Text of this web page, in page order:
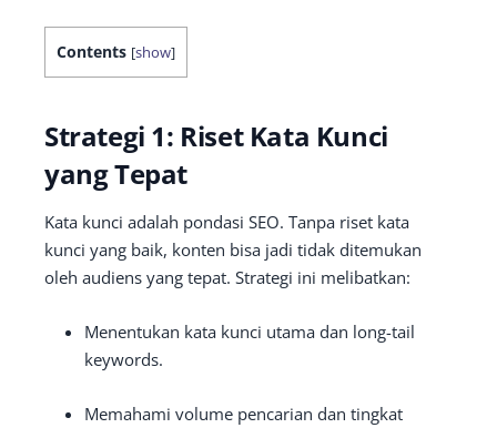
Contents [show]
Strategi 1: Riset Kata Kunci
yang Tepat
Kata kunci adalah pondasi SEO. Tanpa riset kata
kunci yang baik, konten bisa jadi tidak ditemukan
oleh audiens yang tepat. Strategi ini melibatkan:
Menentukan kata kunci utama dan long-tail
keywords.
Memahami volume pencarian dan tingkat